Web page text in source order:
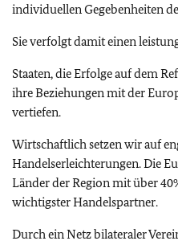
individuellen Gegebenheiten
Sie verfolgt damit einen
Staaten, die Erfolge auf dem
ihre Beziehungen mit der
vertiefen.
Wirtschaftlich setzen wir auf
Handelserleichterungen. Die
Länder der Region mit über
wichtigster Handelspartner.
Durch ein Netz bilateraler